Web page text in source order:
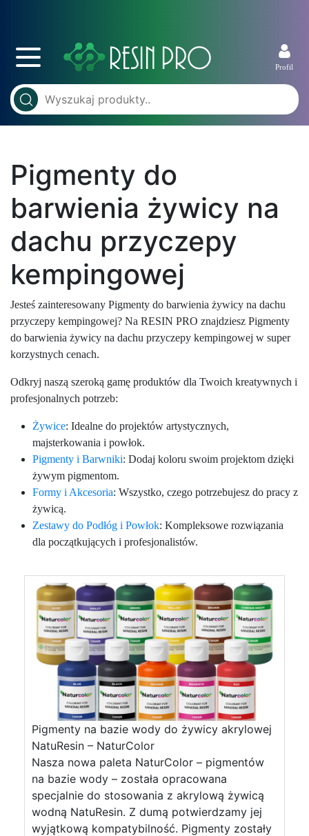
Profil
Pigmenty do
barwienia żywicy na
dachu przyczepy
kempingowej
Jesteś zainteresowany Pigmenty do barwienia żywicy na dachu
przyczepy kempingowej? Na RESIN PRO znajdziesz Pigmenty
do barwienia żywicy na dachu przyczepy kempingowej w super
korzystnych cenach.
Odkryj naszą szeroką gamę produktów dla Twoich kreatywnych i
profesjonalnych potrzeb:
Żywice: Idealne do projektów artystycznych,
majsterkowania i powłok.
Pigmenty i Barwniki: Dodaj koloru swoim projektom dzięki
żywym pigmentom.
Formy i Akcesoria: Wszystko, czego potrzebujesz do pracy z
żywicą.
Zestawy do Podłóg i Powłok: Kompleksowe rozwiązania
dla początkujących i profesjonalistów.
Pigmenty na bazie wody do żywicy akrylowej
NatuResin – NaturColor
Nasza nowa paleta NaturColor – pigmentów
na bazie wody – została opracowana
specjalnie do stosowania z akrylową żywicą
wodną NatuResin. Z dumą potwierdzamy jej
wyjątkową kompatybilność. Pigmenty zostały